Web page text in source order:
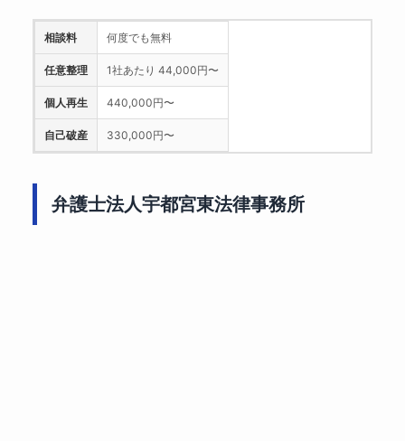
相談料 何度でも無料
任意整理 1社あたり 44,000円〜
個人再生 440,000円〜
自己破産 330,000円〜
弁護士法人宇都宮東法律事務所